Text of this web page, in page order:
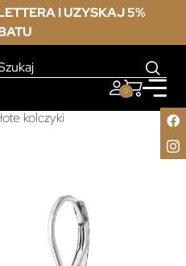
I UZYSKAJ 5%
0
kolczyki